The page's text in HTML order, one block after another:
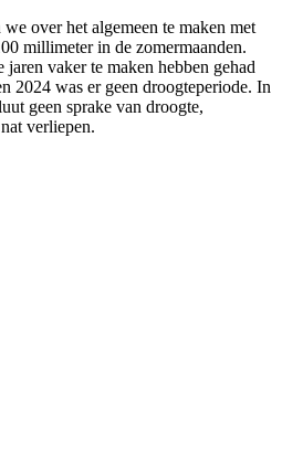
over het algemeen te maken met
millimeter in de zomermaanden.
vaker te maken hebben gehad
2024 was er geen droogteperiode. In
geen sprake van droogte,
verliepen.